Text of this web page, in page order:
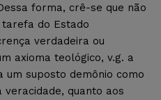
forma, crê-se que não
do Estado
verdadeira ou
axioma teológico, v.g. a
um suposto demônio como
quanto aos